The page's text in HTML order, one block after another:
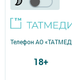
Телефон АО
18+